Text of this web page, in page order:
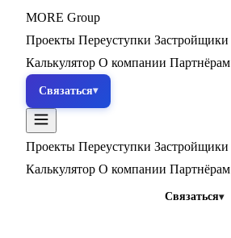
MORE Group
Проекты Переуступки Застройщики
Калькулятор О компании Партнёрам
Связаться
Проекты Переуступки Застройщики
Калькулятор О компании Партнёрам
Связаться